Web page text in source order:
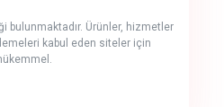
bulunmaktadır. Ürünler, hizmetler
kabul eden siteler için